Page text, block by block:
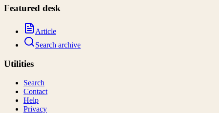
Featured desk
Article
Search archive
Utilities
Search
Contact
Help
Privacy